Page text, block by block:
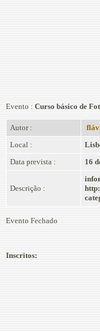
Evento : Curso básico de
Autor :
Local :
Data prevista :
16
Descrição :
Evento Fechado
Inscritos: